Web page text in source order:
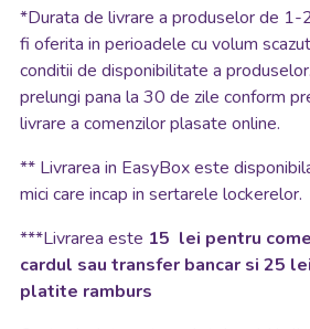
*Durata de livrare a produselor de 1-
fi oferita in perioadele cu volum
conditii de disponibilitate a
prelungi pana la 30 de zile conform
livrare a comenzilor plasate online.
** Livrarea in EasyBox este
mici care incap in sertarele lockerelor.
***Livrarea este 15 lei pentru
cardul sau transfer bancar si 25
platite ramburs